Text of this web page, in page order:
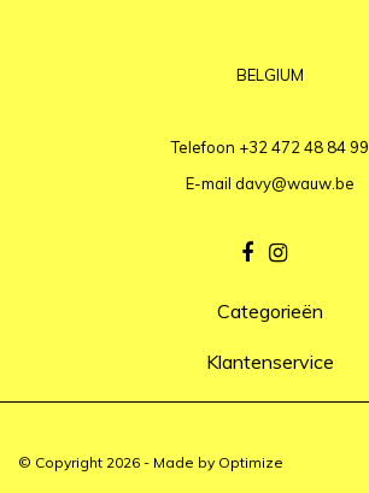
BELGIUM
Telefoon +32 472 48 84 99
E-mail davy@wauw.be
Categorieën
Klantenservice
© Copyright 2026 - Made by Optimize